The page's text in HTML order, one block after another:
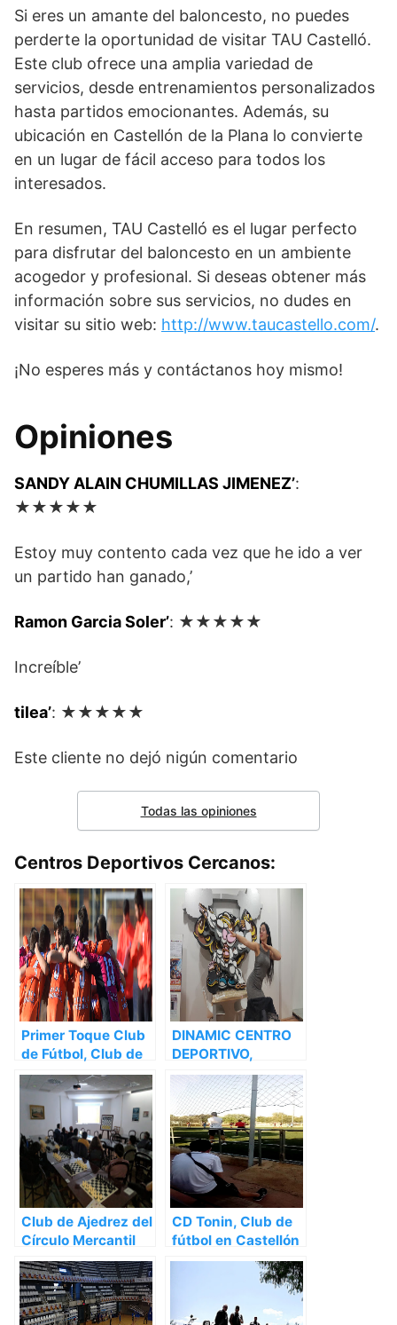
Si eres un amante del baloncesto, no puedes
perderte la oportunidad de visitar TAU Castelló.
Este club ofrece una amplia variedad de
servicios, desde entrenamientos personalizados
hasta partidos emocionantes. Además, su
ubicación en Castellón de la Plana lo convierte
en un lugar de fácil acceso para todos los
interesados.
En resumen, TAU Castelló es el lugar perfecto
para disfrutar del baloncesto en un ambiente
acogedor y profesional. Si deseas obtener más
información sobre sus servicios, no dudes en
visitar su sitio web: http://www.taucastello.com/.
¡No esperes más y contáctanos hoy mismo!
Opiniones
SANDY ALAIN CHUMILLAS JIMENEZ’:
★★★★★
Estoy muy contento cada vez que he ido a ver
un partido han ganado,’
Ramon Garcia Soler’: ★★★★★
Increíble’
tilea’: ★★★★★
Este cliente no dejó nigún comentario
Todas las opiniones
Centros Deportivos Cercanos:
Primer Toque Club
de Fútbol, Club de
fútbol en Castellón
de la Plana –
Castellón
DINAMIC CENTRO
DEPORTIVO,
Gimnasio en
Castellón de la
Plana – Castellón
Club de Ajedrez del
Círculo Mercantil
de Castellón, Club
deportivo en
Castellón de la
Plana – Castellón
CD Tonin, Club de
fútbol en Castellón
de la Plana –